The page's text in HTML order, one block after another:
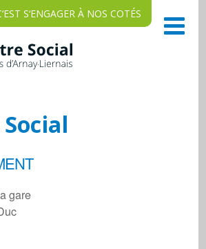
S‘ENGAGER À NOS COTÉS
gare